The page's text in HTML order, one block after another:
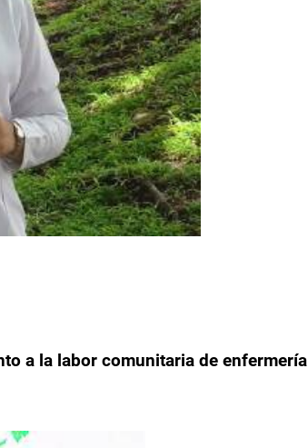
a la labor comunitaria de enfermería